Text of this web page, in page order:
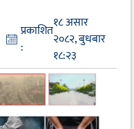
प्रकाशित
:
१८ असार
२०८२, बुधबार
१८:२३